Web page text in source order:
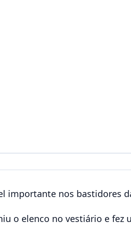
importante nos bastidores
o elenco no vestiário e